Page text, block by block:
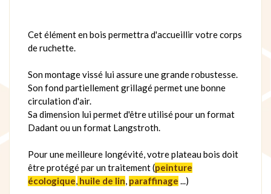
Cet élément en bois permettra d'accueillir votre corps
de ruchette.
Son montage vissé lui assure une grande robustesse.
Son fond partiellement grillagé permet une bonne
circulation d'air.
Sa dimension lui permet d'être utilisé pour un format
Dadant ou un format Langstroth.
Pour une meilleure longévité, votre plateau bois doit
être protégé par un traitement (peinture
écologique, huile de lin, paraffinage ...)